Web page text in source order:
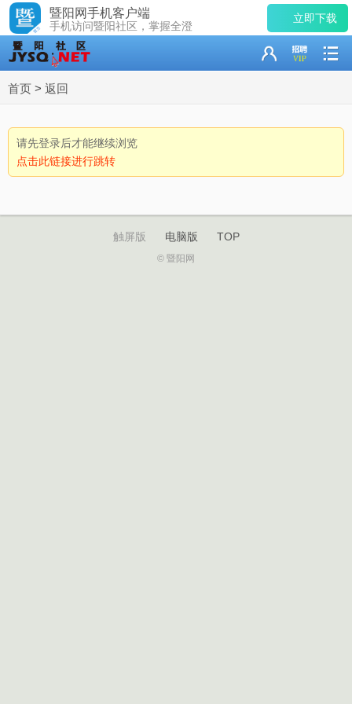
暨阳网手机客户端
手机访问暨阳社区，掌握全澄
立即下载
首页 > 返回
请先登录后才能继续浏览
点击此链接进行跳转
触屏版 电脑版 TOP
© 暨阳网